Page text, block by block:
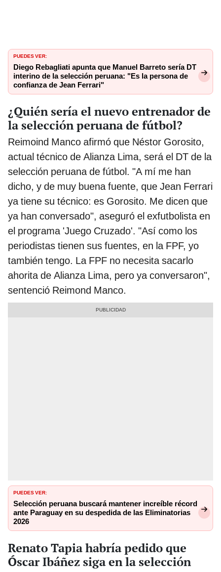
PUEDES VER:
Diego Rebagliati apunta que Manuel Barreto sería DT
interino de la selección peruana: "Es la persona de
confianza de Jean Ferrari"
¿Quién sería el nuevo entrenador de
la selección peruana de fútbol?
Reimoind Manco afirmó que Néstor Gorosito,
actual técnico de Alianza Lima, será el DT de la
selección peruana de fútbol. "A mí me han
dicho, y de muy buena fuente, que Jean Ferrari
ya tiene su técnico: es Gorosito. Me dicen que
ya han conversado", aseguró el exfutbolista en
el programa 'Juego Cruzado'. "Así como los
periodistas tienen sus fuentes, en la FPF, yo
también tengo. La FPF no necesita sacarlo
ahorita de Alianza Lima, pero ya conversaron",
sentenció Reimond Manco.
PUEDES VER:
Selección peruana buscará mantener increíble récord
ante Paraguay en su despedida de las Eliminatorias
2026
Renato Tapia habría pedido que
Óscar Ibáñez siga en la selección